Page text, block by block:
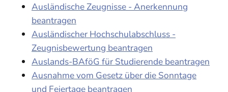
Ausländische Zeugnisse - Anerkennung
beantragen
Ausländischer Hochschulabschluss -
Zeugnisbewertung beantragen
Auslands-BAföG für Studierende beantragen
Ausnahme vom Gesetz über die Sonntage
und Feiertage beantragen